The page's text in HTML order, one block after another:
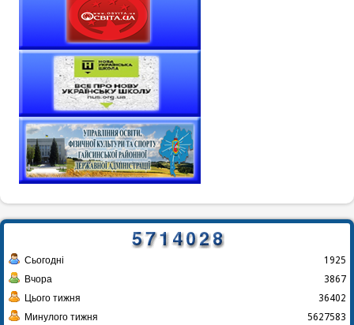
Сьогодні
Вчора
Цього тижня
Минулого тижня
1925
3867
36402
5627583